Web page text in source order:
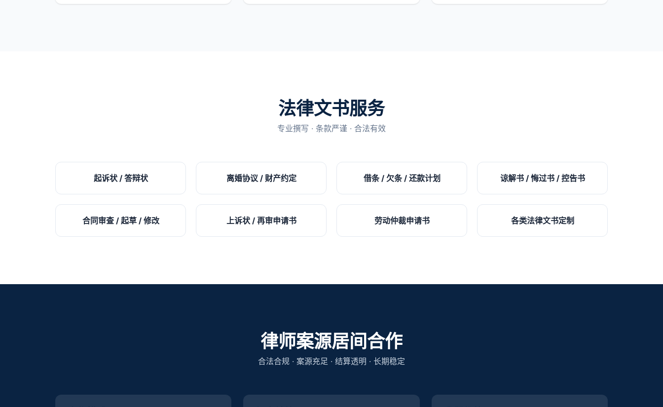
法律文书服务
专业撰写 · 条款严谨 · 合法有效
起诉状 / 答辩状 离婚协议 / 财产约定 借条 / 欠条 / 还款计划 谅解书 / 悔过书 / 控告书
合同审查 / 起草 / 修改 上诉状 / 再审申请书 劳动仲裁申请书 各类法律文书定制
律师案源居间合作
合法合规 · 案源充足 · 结算透明 · 长期稳定